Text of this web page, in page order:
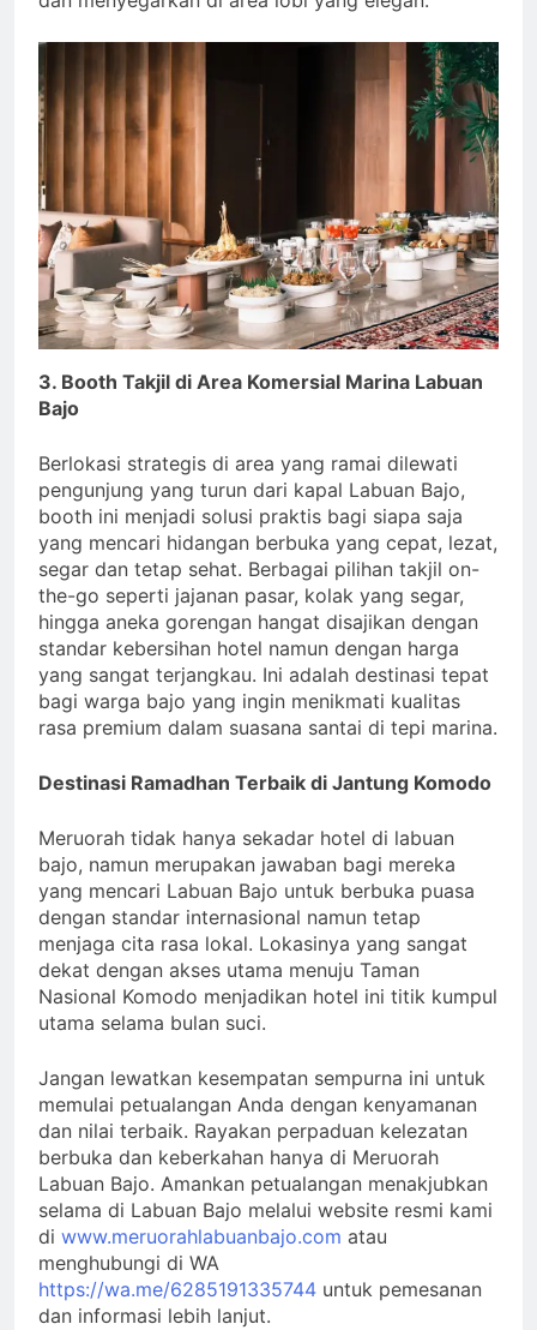
3. Booth Takjil di Area Komersial Marina Labuan
Bajo
Berlokasi strategis di area yang ramai dilewati
pengunjung yang turun dari kapal Labuan Bajo,
booth ini menjadi solusi praktis bagi siapa saja
yang mencari hidangan berbuka yang cepat, lezat,
segar dan tetap sehat. Berbagai pilihan takjil on-
the-go seperti jajanan pasar, kolak yang segar,
hingga aneka gorengan hangat disajikan dengan
standar kebersihan hotel namun dengan harga
yang sangat terjangkau. Ini adalah destinasi tepat
bagi warga bajo yang ingin menikmati kualitas
rasa premium dalam suasana santai di tepi marina.
Destinasi Ramadhan Terbaik di Jantung Komodo
Meruorah tidak hanya sekadar hotel di labuan
bajo, namun merupakan jawaban bagi mereka
yang mencari Labuan Bajo untuk berbuka puasa
dengan standar internasional namun tetap
menjaga cita rasa lokal. Lokasinya yang sangat
dekat dengan akses utama menuju Taman
Nasional Komodo menjadikan hotel ini titik kumpul
utama selama bulan suci.
Jangan lewatkan kesempatan sempurna ini untuk
memulai petualangan Anda dengan kenyamanan
dan nilai terbaik. Rayakan perpaduan kelezatan
berbuka dan keberkahan hanya di Meruorah
Labuan Bajo. Amankan petualangan menakjubkan
selama di Labuan Bajo melalui website resmi kami
di www.meruorahlabuanbajo.com atau
menghubungi di WA
https://wa.me/6285191335744 untuk pemesanan
dan informasi lebih lanjut.